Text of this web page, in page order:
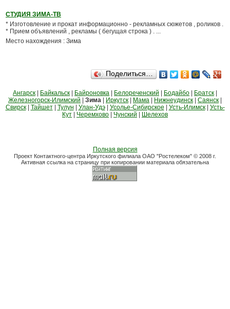
СТУДИЯ ЗИМА-ТВ
* Изготовление и прокат информационно - рекламных сюжетов , роликов .
* Прием объявлений , рекламы ( бегущая строка ) . ...
Место нахождения : Зима
Поделиться…
Ангарск Байкальск Байроновка Белореченский Бодайбо Братск
Железногорск-Илимский
Зима Иркутск Мама Нижнеудинск Саянск
Свирск| Тайшет| Тулун Улан-Удэ| Усолье-Сибирское Усть-Илимск| Усть-
Кут
Черемхово Чунский Шелехов
Полная версия
Проект Контактного-центра Иркутского филиала ОАО "Ростелеком" © 2008 г.
Активная ссылка на страницу при копировании материала обязательна